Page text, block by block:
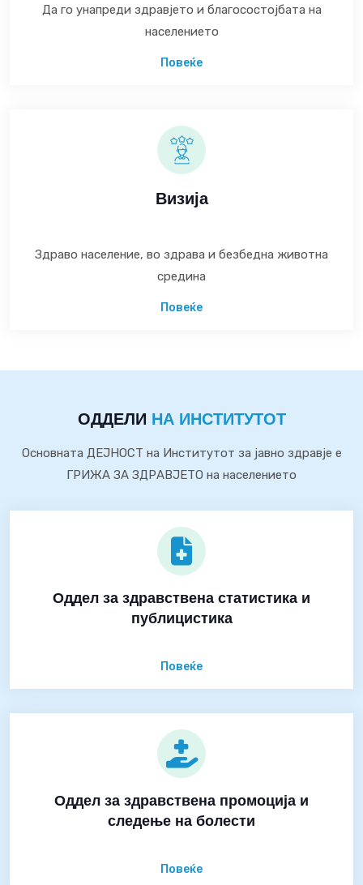
Да го унапреди здравјето и благосостојбата на
населението
Повеќе
Визија
Здраво население, во здрава и безбедна животна
средина
Повеќе
ОДДЕЛИ НА ИНСТИТУТОТ
Основната ДЕЈНОСТ на Институтот за јавно здравје е
ГРИЖА ЗА ЗДРАВЈЕТО на населението
Оддел за здравствена статистика и
публицистика
Повеќе
Оддел за здравствена промоција и
следење на болести
Повеќе